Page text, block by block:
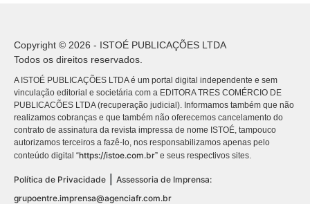
Copyright © 2026 - ISTOÉ PUBLICAÇÕES LTDA
Todos os direitos reservados.
A ISTOÉ PUBLICAÇÕES LTDA é um portal digital independente e sem
vinculação editorial e societária com a EDITORA TRES COMÉRCIO DE
PUBLICACÕES LTDA (recuperação judicial). Informamos também que não
realizamos cobranças e que também não oferecemos cancelamento do
contrato de assinatura da revista impressa de nome ISTOÉ, tampouco
autorizamos terceiros a fazê-lo, nos responsabilizamos apenas pelo
conteúdo digital “https://istoe.com.br” e seus respectivos sites.
Política de Privacidade | Assessoria de Imprensa:
grupoentre.imprensa@agenciafr.com.br